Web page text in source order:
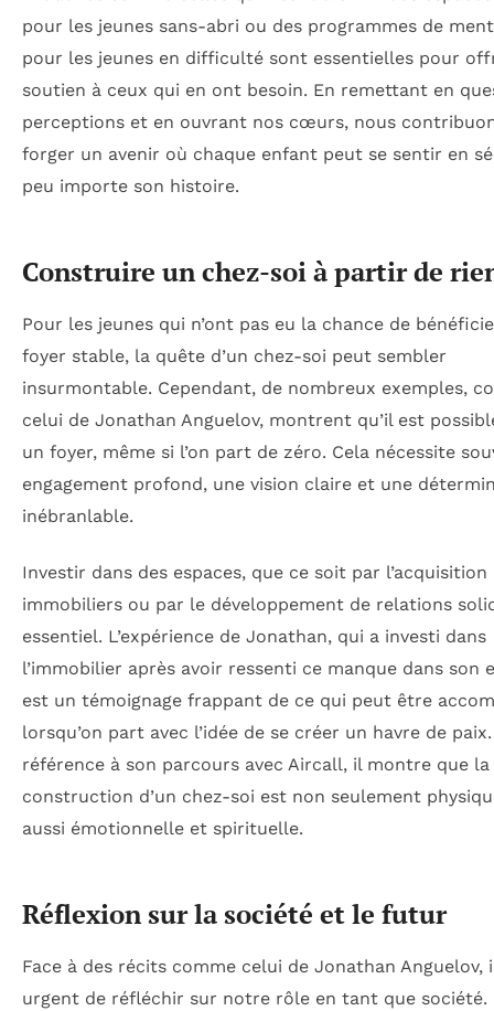
pour les jeunes sans-abri ou des programmes de
pour les jeunes en difficulté sont essentielles pour
soutien à ceux qui en ont besoin. En remettant en
perceptions et en ouvrant nos cœurs, nous
forger un avenir où chaque enfant peut se sentir en
peu importe son histoire.
Construire un chez-soi à partir de
Pour les jeunes qui n’ont pas eu la chance de
foyer stable, la quête d’un chez-soi peut sembler
insurmontable. Cependant, de nombreux exemples,
celui de Jonathan Anguelov, montrent qu’il est
un foyer, même si l’on part de zéro. Cela nécessite
engagement profond, une vision claire et une
inébranlable.
Investir dans des espaces, que ce soit par l’acquisition
immobiliers ou par le développement de relations
essentiel. L’expérience de Jonathan, qui a investi dans
l’immobilier après avoir ressenti ce manque dans son
est un témoignage frappant de ce qui peut être
lorsqu’on part avec l’idée de se créer un havre de
référence à son parcours avec Aircall, il montre que la
construction d’un chez-soi est non seulement
aussi émotionnelle et spirituelle.
Réflexion sur la société et le futur
Face à des récits comme celui de Jonathan Anguelov,
urgent de réfléchir sur notre rôle en tant que société.